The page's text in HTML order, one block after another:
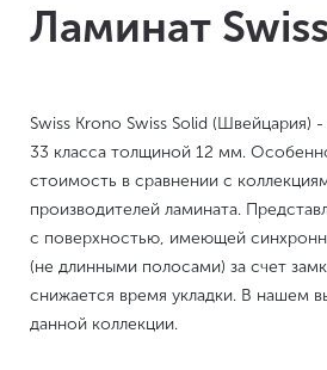
Ламинат
Swiss Krono Swiss Solid (Швейцария)
33 класса толщиной 12 мм.
стоимость в сравнении с
производителей ламината.
с поверхностью, имеющей
(не длинными полосами) за счет
снижается время укладки. В нашем
данной коллекции.